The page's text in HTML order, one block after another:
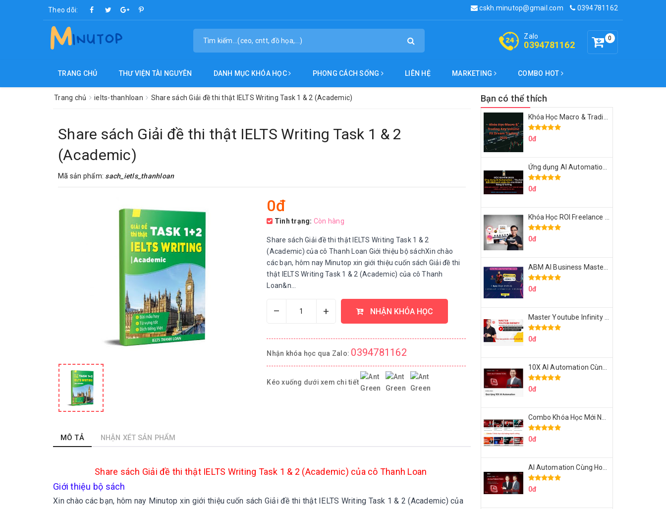
Theo dõi: cskh.minutop@gmail.com 0394781162
0
Zalo
0394781162
TRANG CHỦ THƯ VIỆN TÀI NGUYÊN DANH MỤC KHÓA HỌC PHONG CÁCH SỐNG LIÊN HỆ MARKETING COMBO HOT
Trang chủ ielts-thanhloan Share sách Giải đề thi thật IELTS Writing Task 1 & 2 (Academic)
Share sách Giải đề thi thật IELTS Writing Task 1 & 2
(Academic)
Mã sản phẩm: sach_ietls_thanhloan
0đ
Tình trạng: Còn hàng
Share sách Giải đề thi thật IELTS Writing Task 1 & 2
(Academic) của cô Thanh Loan Giới thiệu bộ sáchXin chào
các bạn, hôm nay Minutop xin giới thiệu cuốn sách Giải đề thi
thật IELTS Writing Task 1 & 2 (Academic) của cô Thanh
Loan&n...
– + NHẬN KHÓA HỌC
Nhận khóa học qua Zalo: 0394781162
Kéo xuống dưới xem chi tiết
MÔ TẢ NHẬN XÉT SẢN PHẨM
Share sách Giải đề thi thật IELTS Writing Task 1 & 2 (Academic) của cô Thanh Loan
Giới thiệu bộ sách
Xin chào các bạn, hôm nay Minutop xin giới thiệu cuốn sách Giải đề thi thật IELTS Writing Task 1 & 2 (Academic) của
Bạn có thể thích
0đ
0đ
0đ
0đ
0đ
0đ
0đ
0đ